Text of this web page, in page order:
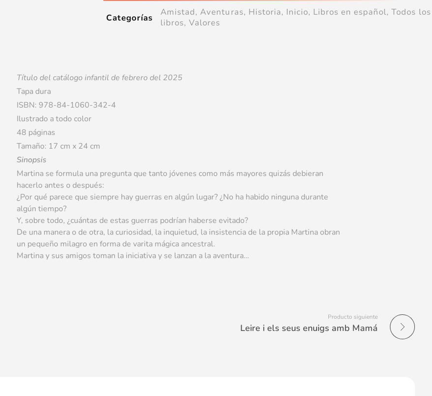
Categorías Amistad,Aventuras, Historia, Inicio, Libros en español,Todos los
libros,Valores
Título del catálogo infantil de febrero del 2025
Tapa dura
ISBN: 978-84-1060-342-4
Ilustrado a todo color
48 páginas
Tamaño: 17 cm x 24 cm
Sinopsis
Martina se formula una pregunta que tanto jóvenes como más mayores quizás debieran
hacerlo antes o después:
¿Por qué parece que siempre hay guerras en algún lugar? ¿No ha habido ninguna durante
algún tiempo?
Y, sobre todo, ¿cuántas de estas guerras podrían haberse evitado?
De una manera o de otra, la curiosidad, la inquietud, la insistencia de la propia Martina obran
un pequeño milagro en forma de varita mágica ancestral.
Martina y sus amigos toman la iniciativa y se lanzan a la aventura…
Producto siguiente
Leire i els seus enuigs amb Mamá